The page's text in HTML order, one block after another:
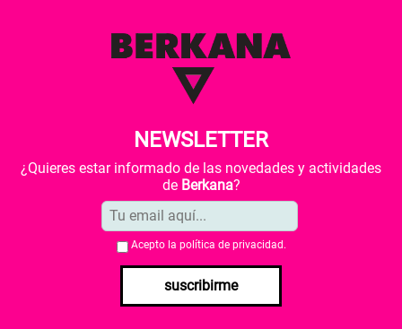
NEWSLETTER
¿Quieres estar informado de las novedades y actividades
de Berkana?
Acepto la política de privacidad .
suscribirme